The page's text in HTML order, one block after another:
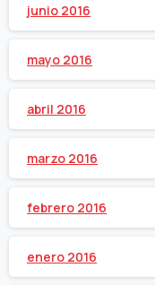
junio 2016
mayo 2016
abril 2016
marzo 2016
febrero 2016
enero 2016